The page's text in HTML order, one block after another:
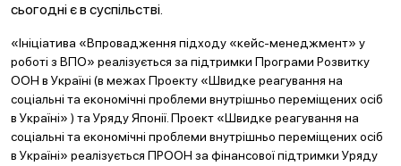
сьогодні є в суспільстві.
«Ініціатива «Впровадження підходу «кейс-менеджмент» у
роботі з ВПО» реалізується за підтримки Програми Розвитку
ООН в Україні (в межах Проекту «Швидке реагування на
соціальні та економічні проблеми внутрішньо переміщених осіб
в Україні» ) та Уряду Японії. Проект «Швидке реагування на
соціальні та економічні проблеми внутрішньо переміщених осіб
в Україні» реалізується ПРООН за фінансової підтримки Уряду